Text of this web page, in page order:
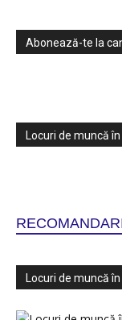
Abonează-te la
Locuri de muncă
Locuri de muncă